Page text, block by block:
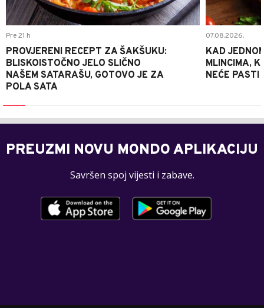
Pre 21 h
PROVJERENI RECEPT ZA ŠAKŠUKU:
BLISKOISTOČNO JELO SLIČNO
NAŠEM SATARAŠU, GOTOVO JE ZA
POLA SATA
07.08.2026.
KAD
MLINCIMA,
NEĆE PASTI
PREUZMI NOVU MONDO APLIKACIJU
Savršen spoj vijesti i zabave.